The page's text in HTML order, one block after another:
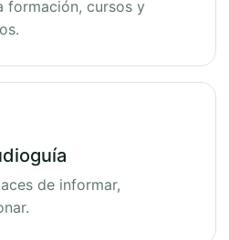
formación, cursos y
de informar,